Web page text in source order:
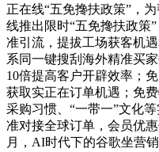
正在线“五免搀扶政策”，
线推出限时“五免搀扶政策
准引流，提拔工场获客机
系同一键搜刮海外精准买
10倍提高客户开辟效率；
获取实正在订单机遇；免
采购习惯、“一带一”文化
准对接全球订单，会员优
月，AI时代下的谷歌坐营